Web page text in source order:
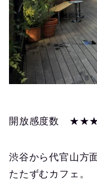
開放感度数
渋谷から代官山方
たたずむカフェ。